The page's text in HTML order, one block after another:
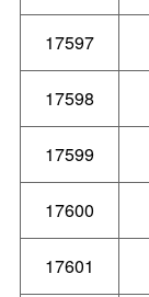
17597
17598
17599
17600
17601